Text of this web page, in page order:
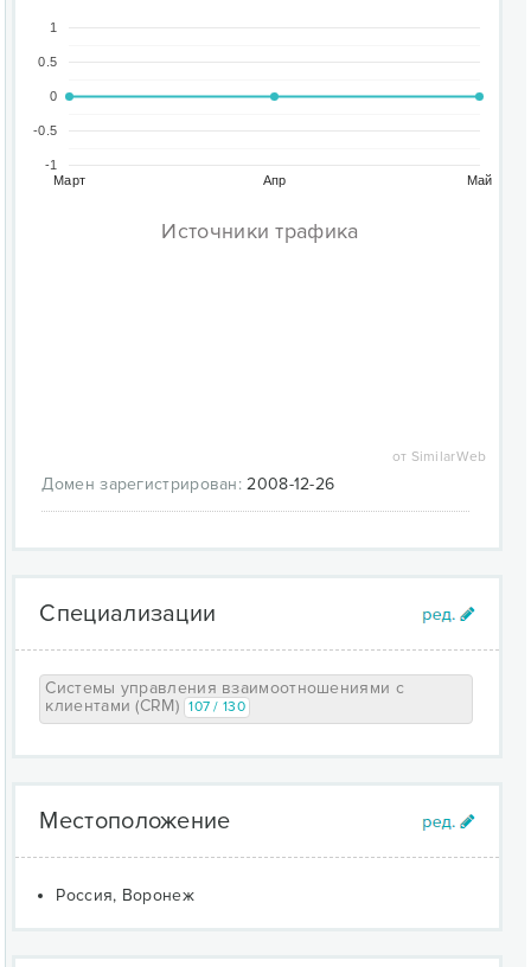
Март Апр Май
-1
-0.5
0
0.5
1
Источники трафика
от SimilarWeb
Домен зарегистрирован: 2008-12-26
Специализации
Системы управления взаимоотношениями с
клиентами (CRM) 107 / 130
Местоположение
Россия, Воронеж